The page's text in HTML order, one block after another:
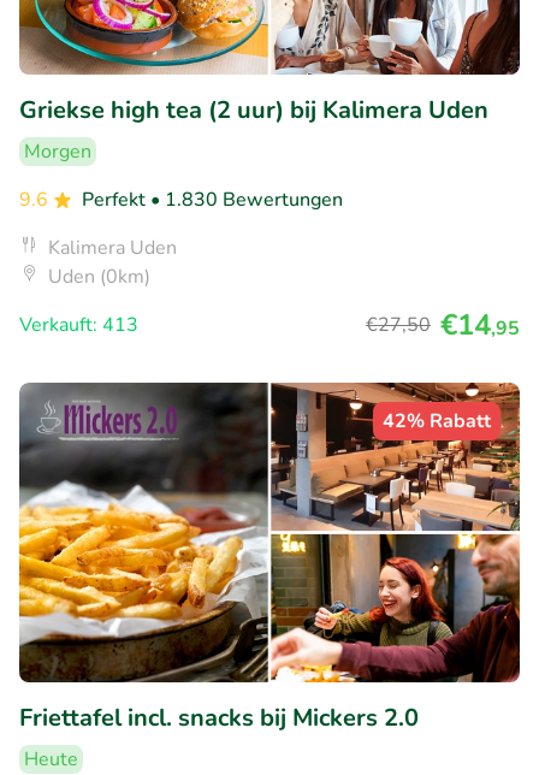
Griekse high tea (2 uur) bij Kalimera Uden
Morgen
9.6
Perfekt • 1.830 Bewertungen
Kalimera Uden
Uden (0km)
Verkauft: 413
€27,50 €14,95
42% Rabatt
Friettafel incl. snacks bij Mickers 2.0
Heute